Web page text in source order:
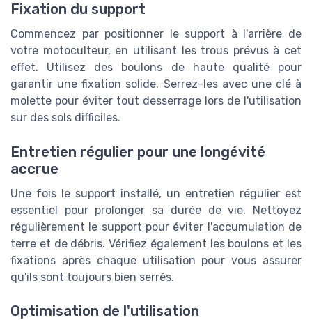
Fixation du support
Commencez par positionner le support à l'arrière de
votre motoculteur, en utilisant les trous prévus à cet
effet. Utilisez des boulons de haute qualité pour
garantir une fixation solide. Serrez-les avec une clé à
molette pour éviter tout desserrage lors de l'utilisation
sur des sols difficiles.
Entretien régulier pour une longévité
accrue
Une fois le support installé, un entretien régulier est
essentiel pour prolonger sa durée de vie. Nettoyez
régulièrement le support pour éviter l'accumulation de
terre et de débris. Vérifiez également les boulons et les
fixations après chaque utilisation pour vous assurer
qu'ils sont toujours bien serrés.
Optimisation de l'utilisation